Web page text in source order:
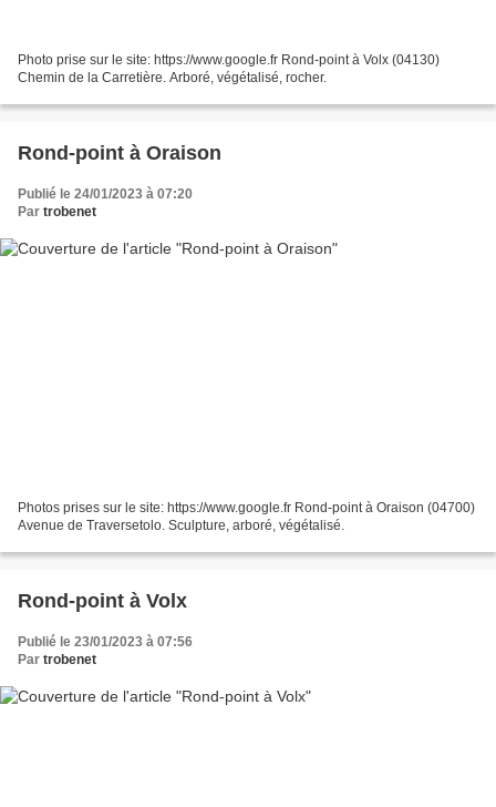
Photo prise sur le site: https://www.google.fr Rond-point à Volx (04130)
Chemin de la Carretière. Arboré, végétalisé, rocher.
Rond-point à Oraison
Publié le 24/01/2023 à 07:20
Par trobenet
Photos prises sur le site: https://www.google.fr Rond-point à Oraison (04700)
Avenue de Traversetolo. Sculpture, arboré, végétalisé.
Rond-point à Volx
Publié le 23/01/2023 à 07:56
Par trobenet